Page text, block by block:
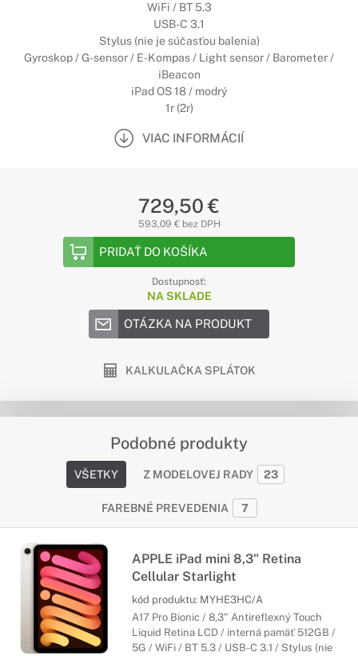
WiFi / BT 5.3
USB-C 3.1
Stylus (nie je súčasťou balenia)
Gyroskop / G-sensor / E-Kompas / Light sensor / Barometer /
iBeacon
iPad OS 18 / modrý
1r (2r)
VIAC INFORMÁCIÍ
729,50 €
593,09 € bez DPH
PRIDAŤ DO KOŠÍKA
Dostupnosť:
NA SKLADE
OTÁZKA NA PRODUKT
KALKULAČKA SPLÁTOK
Podobné produkty
VŠETKY Z MODELOVEJ RADY 23
FAREBNÉ PREVEDENIA 7
APPLE iPad mini 8,3" Retina
Cellular Starlight
kód produktu: MYHE3HC/A
A17 Pro Bionic / 8,3" Antireflexný Touch
Liquid Retina LCD / interná pamäť 512GB /
5G / WiFi / BT 5.3 / USB-C 3.1 / Stylus (nie